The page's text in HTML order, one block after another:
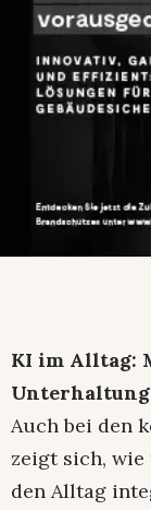
KI im Alltag:
Unterhaltung
Auch bei den
zeigt sich,
den Alltag